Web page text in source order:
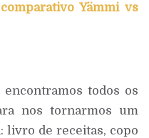
Yämmi vs
todos os
nos tornarmos um
livro de receitas, copo